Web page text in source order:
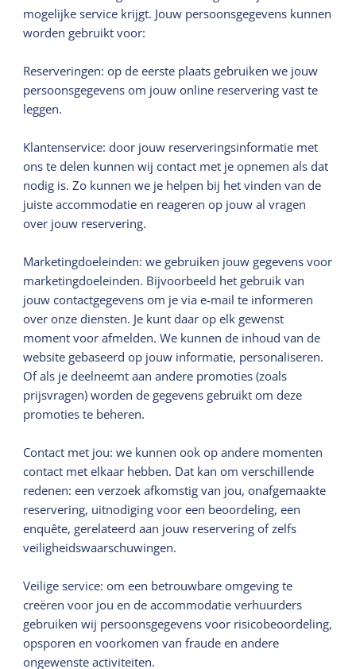
mogelijke service krijgt. Jouw persoonsgegevens kunnen
worden gebruikt voor:
Reserveringen: op de eerste plaats gebruiken we jouw
persoonsgegevens om jouw online reservering vast te
leggen.
Klantenservice: door jouw reserveringsinformatie met
ons te delen kunnen wij contact met je opnemen als dat
nodig is. Zo kunnen we je helpen bij het vinden van de
juiste accommodatie en reageren op jouw al vragen
over jouw reservering.
Marketingdoeleinden: we gebruiken jouw gegevens voor
marketingdoeleinden. Bijvoorbeeld het gebruik van
jouw contactgegevens om je via e-mail te informeren
over onze diensten. Je kunt daar op elk gewenst
moment voor afmelden. We kunnen de inhoud van de
website gebaseerd op jouw informatie, personaliseren.
Of als je deelneemt aan andere promoties (zoals
prijsvragen) worden de gegevens gebruikt om deze
promoties te beheren.
Contact met jou: we kunnen ook op andere momenten
contact met elkaar hebben. Dat kan om verschillende
redenen: een verzoek afkomstig van jou, onafgemaakte
reservering, uitnodiging voor een beoordeling, een
enquête, gerelateerd aan jouw reservering of zelfs
veiligheidswaarschuwingen.
Veilige service: om een betrouwbare omgeving te
creëren voor jou en de accommodatie verhuurders
gebruiken wij persoonsgegevens voor risicobeoordeling,
opsporen en voorkomen van fraude en andere
ongewenste activiteiten.